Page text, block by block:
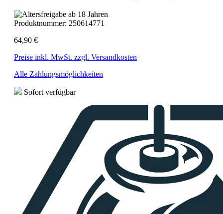
Produktnummer: 250614771
64,90 €
Preise inkl. MwSt. zzgl. Versandkosten
Alle Zahlungsmöglichkeiten
Sofort verfügbar